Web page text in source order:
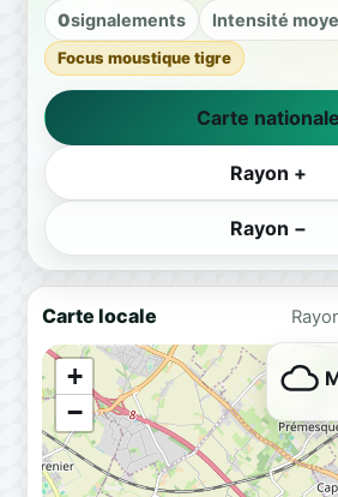
0signalements Intensité
Focus moustique tigre
Carte nationale
Rayon +
Rayon −
Carte locale
+
−